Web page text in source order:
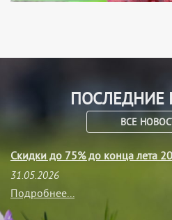
ПОСЛЕДНИЕ
ВСЕ
Скидки до 75% до конца лета
31.05.2026
Подробнее...